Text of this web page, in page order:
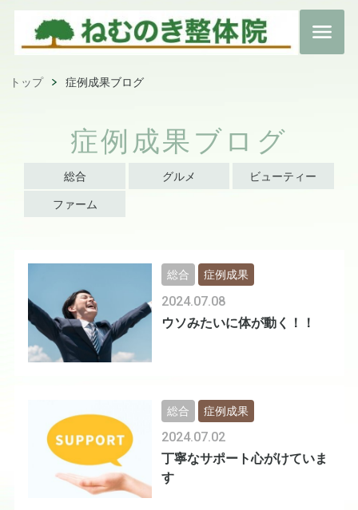
トップ 症例成果ブログ
症例成果ブログ
総合 グルメ ビューティー
ファーム
ウソみたいに体が動く！！
2024.07.08
総合 症例成果
丁寧なサポート心がけていま
す
2024.07.02
総合 症例成果